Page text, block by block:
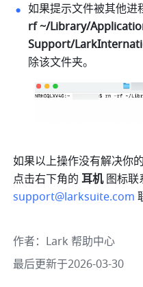
如果提示文件被其他
rf ~/Library/
Support/
除该文件夹。
如果以上操作没有解决你
点击右下角的 耳机
support@larksuite.com
作者： Lark 帮助中心
最后更新于2026-03-30